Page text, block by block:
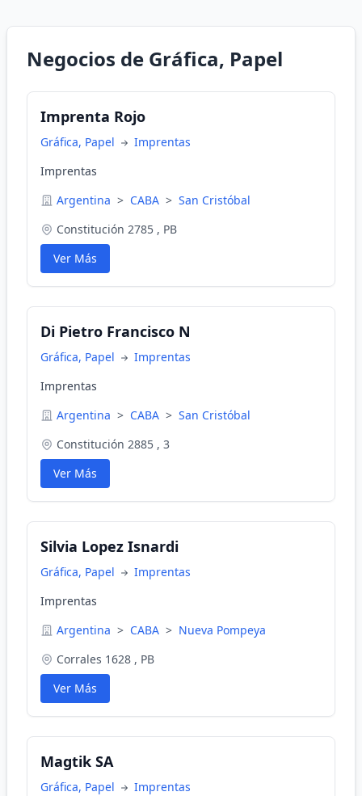
Negocios de Gráfica, Papel
Imprenta Rojo
Gráfica, Papel
Imprentas
Imprentas
Argentina > CABA > San Cristóbal
Constitución 2785 , PB
Ver Más
Di Pietro Francisco N
Gráfica, Papel
Imprentas
Imprentas
Argentina > CABA > San Cristóbal
Constitución 2885 , 3
Ver Más
Silvia Lopez Isnardi
Gráfica, Papel
Imprentas
Imprentas
Argentina > CABA > Nueva Pompeya
Corrales 1628 , PB
Ver Más
Magtik SA
Gráfica, Papel Imprentas